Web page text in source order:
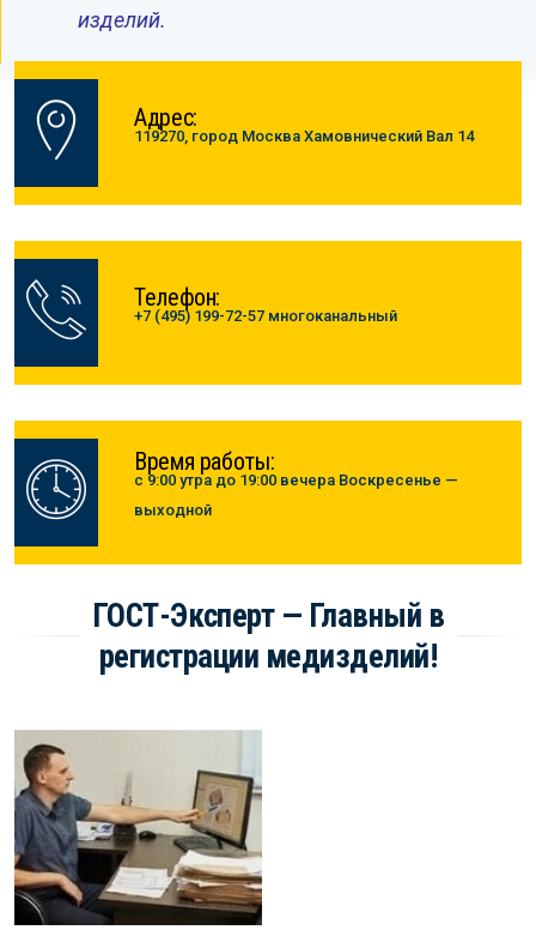
изделий.
Адрес:
119270, город Москва Хамовнический Вал 14
Телефон:
+7 (495) 199-72-57 многоканальный
Время работы:
с 9:00 утра до 19:00 вечера Воскресенье —
выходной
ГОСТ-Эксперт — Главный в
регистрации медизделий!